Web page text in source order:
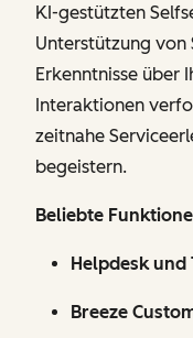
KI-gestützten
Unterstützung von
Erkenntnisse über
Interaktionen
zeitnahe
begeistern.
Beliebte
Helpdesk und
Breeze